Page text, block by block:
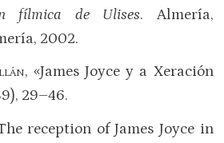
fílmica de Ulises. Almería,
2002.
, «James Joyce y a Xeración
29–46.
reception of James Joyce in